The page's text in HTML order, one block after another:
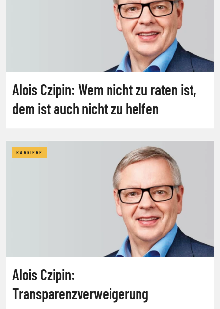
Alois Czipin: Wem nicht zu raten ist,
dem ist auch nicht zu helfen
KARRIERE
Alois Czipin:
Transparenzverweigerung